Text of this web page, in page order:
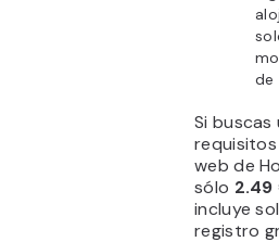
de
Si
web de
sólo 2.49
incluye
registro